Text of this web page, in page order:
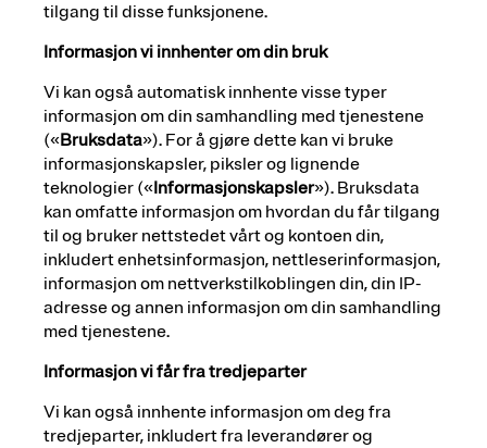
tilgang til disse funksjonene.
Informasjon vi innhenter om din bruk
Vi kan også automatisk innhente visse typer
informasjon om din samhandling med tjenestene
(«Bruksdata»). For å gjøre dette kan vi bruke
informasjonskapsler, piksler og lignende
teknologier («Informasjonskapsler»). Bruksdata
kan omfatte informasjon om hvordan du får tilgang
til og bruker nettstedet vårt og kontoen din,
inkludert enhetsinformasjon, nettleserinformasjon,
informasjon om nettverkstilkoblingen din, din IP-
adresse og annen informasjon om din samhandling
med tjenestene.
Informasjon vi får fra tredjeparter
Vi kan også innhente informasjon om deg fra
tredjeparter, inkludert fra leverandører og